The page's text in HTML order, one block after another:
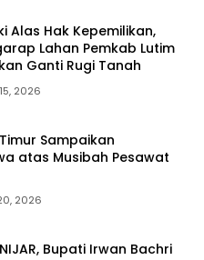
Alas Hak Kepemilikan,
Lahan Pemkab Lutim
Ganti Rugi Tanah
2026
Sampaikan
atas Musibah Pesawat
2026
Bupati Irwan Bachri